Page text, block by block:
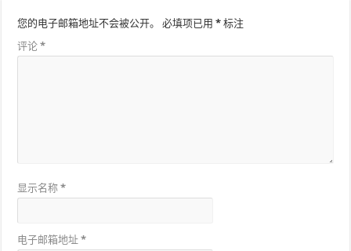
您的电子邮箱地址不会被公开。 必填项已用* 标注
评论*
显示名称*
电子邮箱地址*